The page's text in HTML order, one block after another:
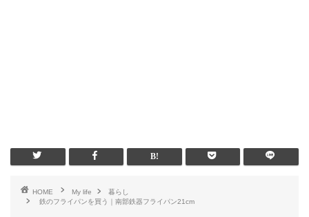
HOME My life
暮らし
鉄のフライパンを買う｜南部鉄器フライパン21cm